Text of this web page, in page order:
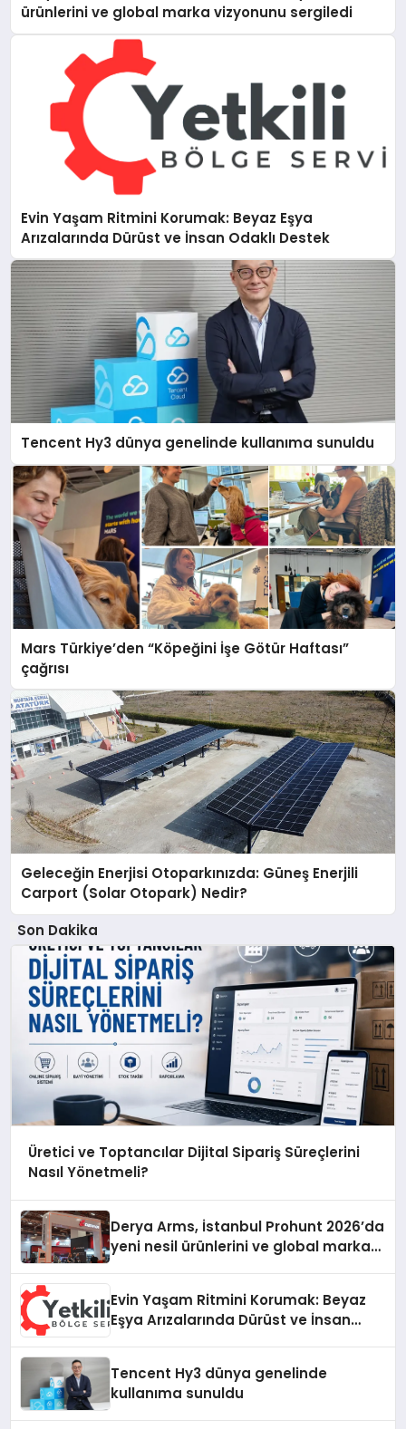
ürünlerini ve global marka vizyonunu sergiledi
Evin Yaşam Ritmini Korumak: Beyaz Eşya
Arızalarında Dürüst ve İnsan Odaklı Destek
Tencent Hy3 dünya genelinde kullanıma sunuldu
Mars Türkiye’den “Köpeğini İşe Götür Haftası”
çağrısı
Geleceğin Enerjisi Otoparkınızda: Güneş Enerjili
Carport (Solar Otopark) Nedir?
Son Dakika
Üretici ve Toptancılar Dijital Sipariş Süreçlerini
Nasıl Yönetmeli?
Derya Arms, İstanbul Prohunt 2026’da
yeni nesil ürünlerini ve global marka
Evin Yaşam Ritmini Korumak: Beyaz
Eşya Arızalarında Dürüst ve İnsan
Tencent Hy3 dünya genelinde
kullanıma sunuldu